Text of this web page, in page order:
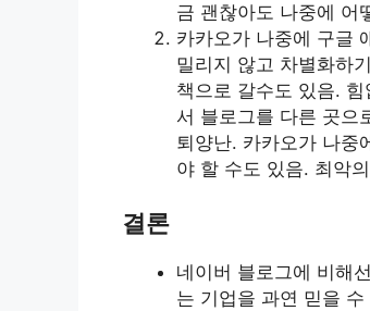
금 괜찮아도 나중에 어
카카오가 나중에 구글
밀리지 않고 차별화하
책으로 갈수도 있음.
서 블로그를 다른 곳으
퇴양난. 카카오가 나중
야 할 수도 있음. 최악
결론
네이버 블로그에 비해
는 기업을 과연 믿을